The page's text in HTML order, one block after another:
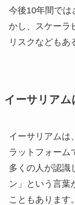
今後10年間では
かし、スケーラ
リスクなどもあ
イーサリアム
イーサリアムは
ラットフォーム
多くの人が認識
ン」という言葉
こともあります。